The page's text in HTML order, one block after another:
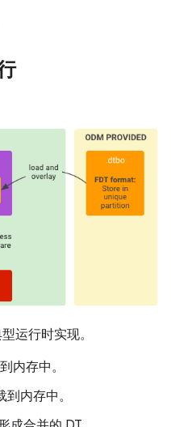
运行时实现。
内存中。
内存中。